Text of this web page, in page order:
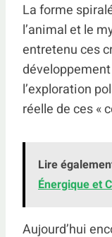
La forme
l’animal et le
entretenu ces
l’exploration
réelle de ces «
Lire
Énergique et
Aujourd’hui